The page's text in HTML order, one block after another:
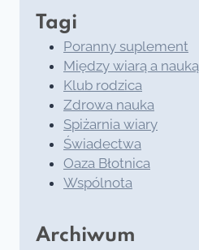
Tagi
Poranny suplement
Między wiarą a nauką
Klub rodzica
Zdrowa nauka
Spiżarnia wiary
Świadectwa
Oaza Błotnica
Wspólnota
Archiwum